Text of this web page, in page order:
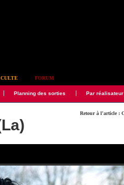
CULTE FORUM
Planning des sorties Par réalisateur
Retour à l'article :